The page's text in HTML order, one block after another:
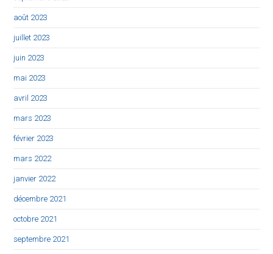
août 2023
juillet 2023
juin 2023
mai 2023
avril 2023
mars 2023
février 2023
mars 2022
janvier 2022
décembre 2021
octobre 2021
septembre 2021